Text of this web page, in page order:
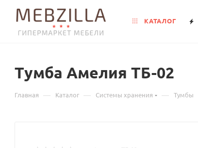
КАТАЛОГ
Тумба Амелия ТБ-02
Главная — Каталог — Системы хранения — Тумбы